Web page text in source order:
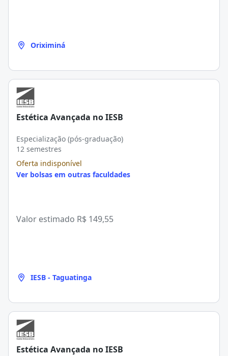
Oriximiná
Estética Avançada no IESB
Especialização (pós-graduação)
12 semestres
Oferta indisponível
Ver bolsas em outras faculdades
Valor estimado R$ 149,55
IESB - Taguatinga
Estética Avançada no IESB